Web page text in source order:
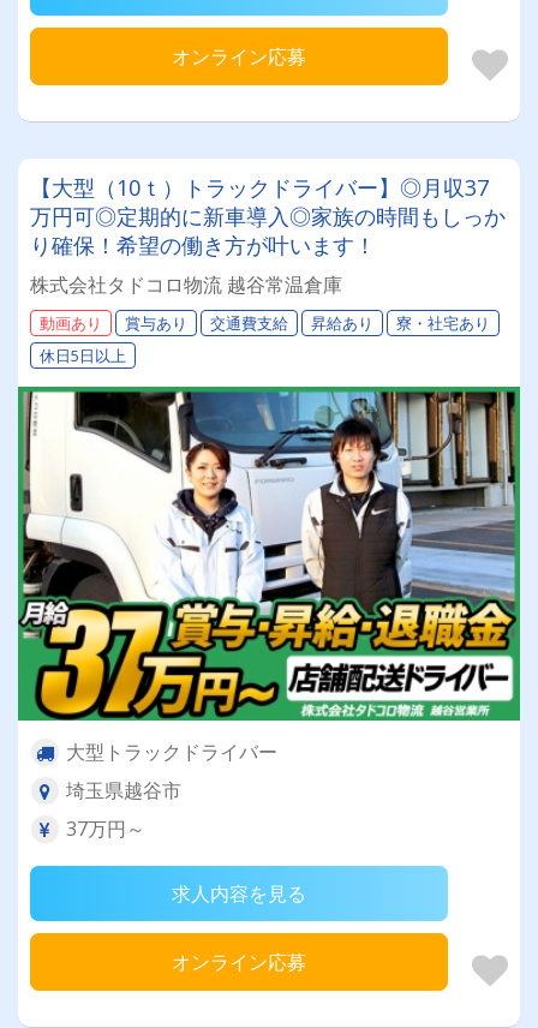
オンライン応募
【大型（10ｔ）トラックドライバー】◎月収37
万円可◎定期的に新車導入◎家族の時間もしっか
り確保！希望の働き方が叶います！
株式会社タドコロ物流 越谷常温倉庫
動画あり 賞与あり 交通費支給 昇給あり
寮・社宅あり
休日5日以上
大型トラックドライバー
埼玉県越谷市
37万円～
求人内容を見る
オンライン応募